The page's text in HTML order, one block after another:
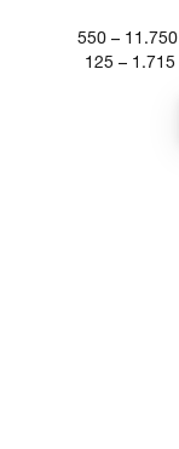
550 – 11.750
125 – 1.715